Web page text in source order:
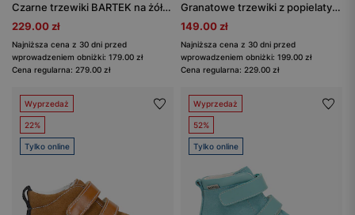
Czarne trzewiki BARTEK na żółtej podeszwie 13568-05
229.00 zł
Najniższa cena z 30 dni przed
wprowadzeniem obniżki: 179.00 zł
Cena regularna: 279.00 zł
Granatowe trzewiki z popielatymi zapięciami BARTEK 86315-70
149.00 zł
Najniższa cena z 30 dni przed
wprowadzeniem obniżki: 199.00 zł
Cena regularna: 229.00 zł
Wyprzedaż
22%
Tylko online
Wyprzedaż
52%
Tylko online